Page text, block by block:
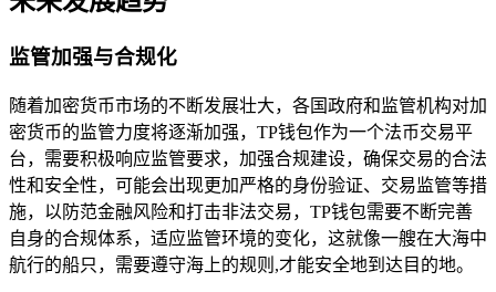
监管加强与合规化
随着加密货币市场的不断发展壮大，各国政府和监管机构对加
密货币的监管力度将逐渐加强，TP钱包作为一个法币交易平
台，需要积极响应监管要求，加强合规建设，确保交易的合法
性和安全性，可能会出现更加严格的身份验证、交易监管等措
施，以防范金融风险和打击非法交易，TP钱包需要不断完善
自身的合规体系，适应监管环境的变化，这就像一艘在大海中
航行的船只，需要遵守海上的规则,才能安全地到达目的地。